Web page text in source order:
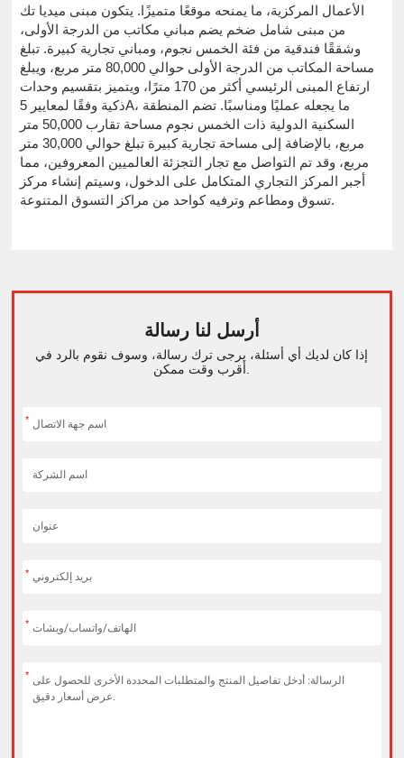
الأعمال المركزية، ما يمنحه موقعًا متميزًا. يتكون مبنى ميديا تك
من مبنى شامل ضخم يضم مباني مكاتب من الدرجة الأولى،
وشققًا فندقية من فئة الخمس نجوم، ومباني تجارية كبيرة. تبلغ
مساحة المكاتب من الدرجة الأولى حوالي 80,000 متر مربع، ويبلغ
ارتفاع المبنى الرئيسي أكثر من 170 مترًا، ويتميز بتقسيم وحدات
ذكية وفقًا لمعايير 5A، ما يجعله عمليًا ومناسبًا. تضم المنطقة
السكنية الدولية ذات الخمس نجوم مساحة تقارب 50,000 متر
مربع، بالإضافة إلى مساحة تجارية كبيرة تبلغ حوالي 30,000 متر
مربع، وقد تم التواصل مع تجار التجزئة العالميين المعروفين، مما
أجبر المركز التجاري المتكامل على الدخول، وسيتم إنشاء مركز
تسوق ومطاعم وترفيه كواحد من مراكز التسوق المتنوعة.
أرسل لنا رسالة
إذا كان لديك أي أسئلة، يرجى ترك رسالة، وسوف نقوم بالرد في
أقرب وقت ممكن.
*
*
*
*